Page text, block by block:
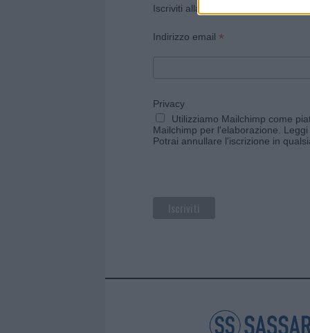
Iscriviti alla newsletter di Gallura
Indirizzo email *
Privacy
Utilizziamo Mailchimp come
Mailchimp per l'elaborazione.
Potrai annullare l'iscrizione in